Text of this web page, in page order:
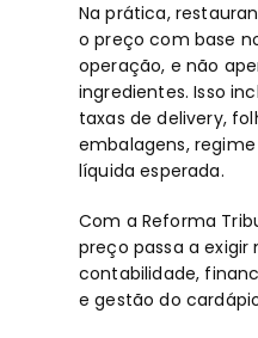
Na prática,
o preço com base
operação, e não
ingredientes. Isso
taxas de delivery,
embalagens,
líquida esperada.
Com a Reforma
preço passa a
contabilidade,
e gestão do